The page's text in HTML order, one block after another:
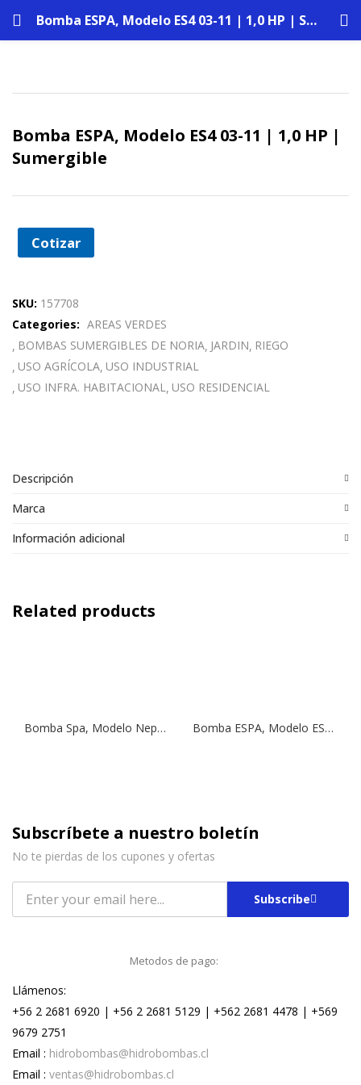
Bomba ESPA, Modelo ES4 03-11 | 1,0 HP | Sumergible
Bomba ESPA, Modelo ES4 03-11 | 1,0 HP |
Sumergible
Cotizar
SKU: 157708
Categories: AREAS VERDES
BOMBAS SUMERGIBLES DE NORIA JARDIN RIEGO
USO AGRÍCOLA USO INDUSTRIAL
USO INFRA. HABITACIONAL USO RESIDENCIAL
Descripción
Marca
Información adicional
Related products
Bomba Spa, Modelo Neptun FL60 75 | Sumergible Bomba ESPA, Modelo ES4 02-10 | 0,75 HP | Sumergible
Subscríbete a nuestro boletín
No te pierdas de los cupones y ofertas
Subscribe
Metodos de pago:
Llámenos:
+56 2 2681 6920 | +56 2 2681 5129 | +562 2681 4478 | +569
9679 2751
Email : hidrobombas@hidrobombas.cl
Email : ventas@hidrobombas.cl